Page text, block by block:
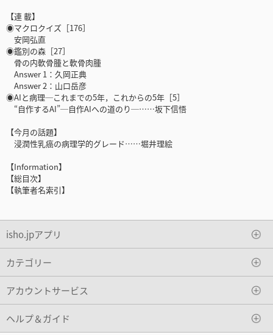
【連 載】
◉マクロクイズ［176］
安岡弘直
◉鑑別の森［27］
骨の内軟骨腫と軟骨肉腫
Answer 1：久岡正典
Answer 2：山口岳彦
◉AIと病理─これまでの5年，これからの5年［5］
“自作するAI”─自作AIへの道のり─……坂下信悟
【今月の話題】
浸潤性乳癌の病理学的グレード……堀井理絵
【Information】
【総目次】
【執筆者名索引】
isho.jpアプリ
カテゴリー
アカウントサービス
ヘルプ＆ガイド